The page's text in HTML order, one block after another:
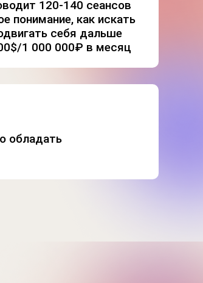
обладать
120-140 сеансов
понимание, как искать
себя дальше
1 000 000₽ в месяц